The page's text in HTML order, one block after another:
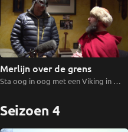
Merlijn over de grens
Sta oog in oog met een Viking in
Seizoen 4